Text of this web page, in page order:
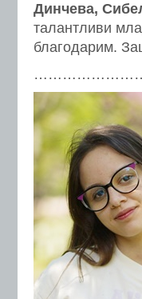
Динчева,
талантливи
благодарим.